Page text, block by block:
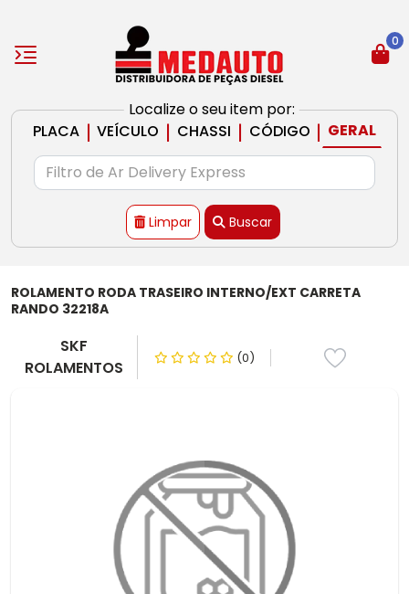
Localize o seu item por:
PLACA | VEÍCULO | CHASSI | CÓDIGO | GERAL
Limpar Buscar
0
ROLAMENTO RODA TRASEIRO INTERNO/EXT CARRETA
RANDO 32218A
SKF
ROLAMENTOS
(0)